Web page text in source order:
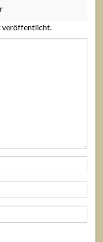
veröffentlicht.